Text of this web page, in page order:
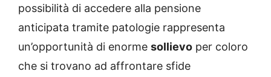
possibilità di accedere alla pensione
anticipata tramite patologie rappresenta
un’opportunità di enorme sollievo per coloro
che si trovano ad affrontare sfide